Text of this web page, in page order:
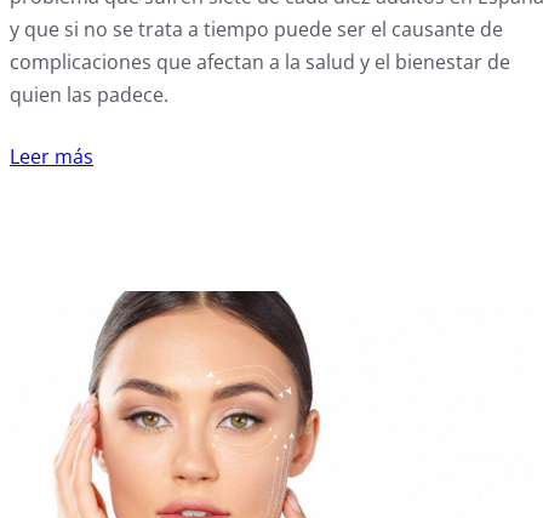
y que si no se trata a tiempo puede ser el causante de
complicaciones que afectan a la salud y el bienestar de
quien las padece.
Leer más